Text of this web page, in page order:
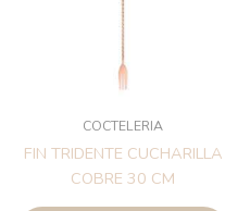
COCTELERIA
FIN TRIDENTE CUCHARILLA
COBRE 30 CM